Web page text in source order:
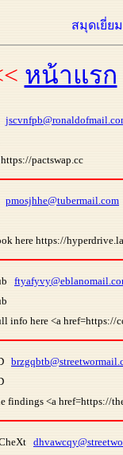
สมุดเยี่ย
หน้าแรก
pactswap.cc
pmosjhhe@tubermail.com
here https://
info here <a href=https://
findings <a href=https://